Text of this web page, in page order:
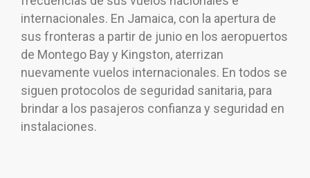
internacionales. En Jamaica, con la apertura de
sus fronteras a partir de junio en los aeropuertos
de Montego Bay y Kingston, aterrizan
nuevamente vuelos internacionales. En todos se
siguen protocolos de seguridad sanitaria, para
brindar a los pasajeros confianza y seguridad en
instalaciones.